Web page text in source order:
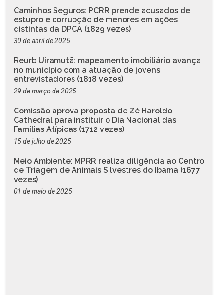
Caminhos Seguros: PCRR prende acusados de
estupro e corrupção de menores em ações
distintas da DPCA (1829 vezes)
30 de abril de 2025
Reurb Uiramutã: mapeamento imobiliário avança
no município com a atuação de jovens
entrevistadores (1818 vezes)
29 de março de 2025
Comissão aprova proposta de Zé Haroldo
Cathedral para instituir o Dia Nacional das
Famílias Atípicas (1712 vezes)
15 de julho de 2025
Meio Ambiente: MPRR realiza diligência ao Centro
de Triagem de Animais Silvestres do Ibama (1677
vezes)
01 de maio de 2025